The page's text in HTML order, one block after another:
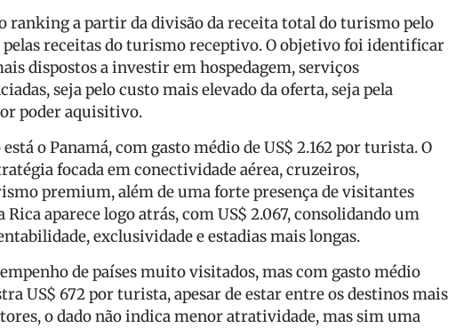
ranking a partir da divisão da receita total do turismo pelo
receitas do turismo receptivo. O objetivo foi identificar
dispostos a investir em hospedagem, serviços
seja pelo custo mais elevado da oferta, seja pela
poder aquisitivo.
o Panamá, com gasto médio de US$ 2.162 por turista. O
focada em conectividade aérea, cruzeiros,
premium, além de uma forte presença de visitantes
aparece logo atrás, com US$ 2.067, consolidando um
exclusividade e estadias mais longas.
de países muito visitados, mas com gasto médio
US$ 672 por turista, apesar de estar entre os destinos mais
o dado não indica menor atratividade, mas sim uma